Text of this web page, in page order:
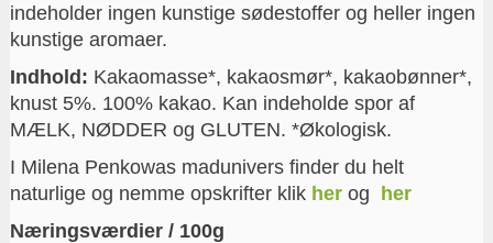
indeholder ingen kunstige sødestoffer og heller ingen
kunstige aromaer.
Indhold: Kakaomasse*, kakaosmør*, kakaobønner*,
knust 5%. 100% kakao. Kan indeholde spor af
MÆLK, NØDDER og GLUTEN. *Økologisk.
I Milena Penkowas madunivers finder du helt
naturlige og nemme opskrifter klik herog her
Næringsværdier / 100g